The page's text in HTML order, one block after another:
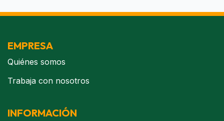
EMPRESA
Quiénes somos
Trabaja con nosotros
INFORMACIÓN